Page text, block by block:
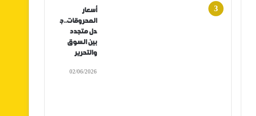
أسعار
المحروقات..ج
دل متجدد
بين السوق
والتحرير
02/06/2026